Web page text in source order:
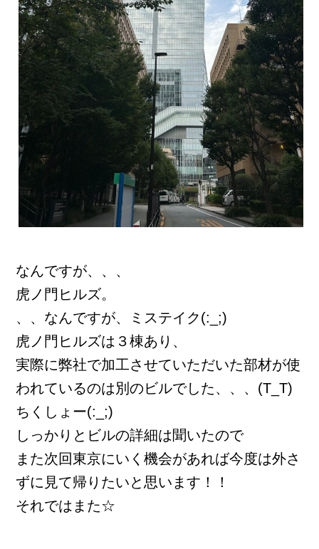
なんですが、、、
虎ノ門ヒルズ。
、、なんですが、ミステイク(:_;)
虎ノ門ヒルズは３棟あり、
実際に弊社で加工させていただいた部材が使
われているのは別のビルでした、、、(T_T)
ちくしょー(:_;)
しっかりとビルの詳細は聞いたので
また次回東京にいく機会があれば今度は外さ
ずに見て帰りたいと思います！！
それではまた☆